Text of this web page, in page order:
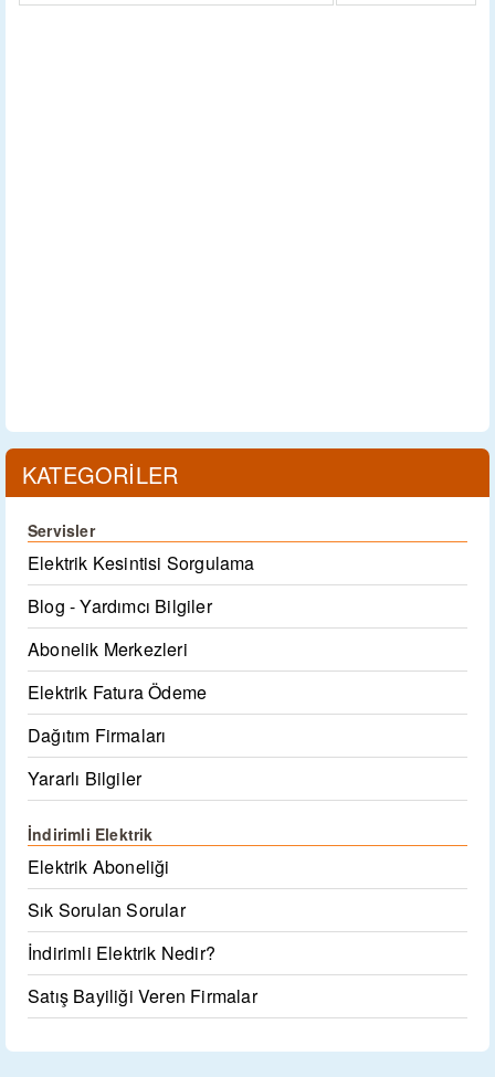
KATEGORİLER
Servisler
Elektrik Kesintisi Sorgulama
Blog - Yardımcı Bilgiler
Abonelik Merkezleri
Elektrik Fatura Ödeme
Dağıtım Firmaları
Yararlı Bilgiler
İndirimli Elektrik
Elektrik Aboneliği
Sık Sorulan Sorular
İndirimli Elektrik Nedir?
Satış Bayiliği Veren Firmalar